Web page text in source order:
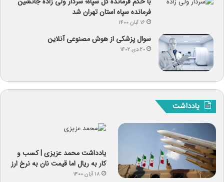
فرمانده سپاه استان تهران شد
۱۶ آبان ۱۴۰۰
سوال پزشکی از هوش مصنوعی آنلاین
۲۰ دی ۱۴۰۲
یادداشت
یادداشت‌ محمد عزیزی | کسب و
کار به ریال اما قیمت نان به نرخ ارز
۱۸ آبان ۱۴۰۰